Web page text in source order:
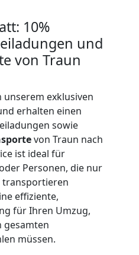
10%
und
von Traun
unserem exklusiven
erhalten einen
sowie
von Traun nach
ist ideal für
Personen, die nur
transportieren
effiziente,
für Ihren Umzug,
gesamten
müssen.